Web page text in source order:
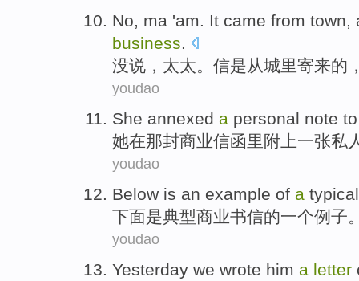
No, ma 'am. It came from town,
business.
没说， 太太。 信是从城里寄来的
youdao
She annexed a personal note to
她在那封商业信函里附上一张私
youdao
Below is an example of a typical
下面是典型商业书信的一个例子
youdao
Yesterday we wrote him a letter